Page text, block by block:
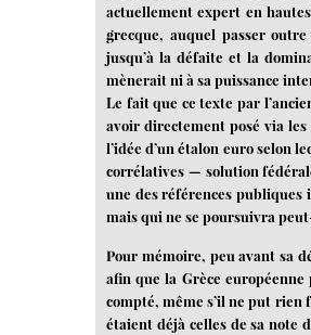
actuellement expert en
grecque, auquel passer
jusqu’à la défaite et la
mènerait ni à sa puissance
Le fait que ce texte par
avoir directement posé via les
l’idée d’un étalon euro selon
corrélatives — solution
une des références publiques
mais qui ne se poursuivra
Pour mémoire, peu avant sa
afin que la Grèce
compté, même s’il ne put rien
étaient déjà celles de sa note